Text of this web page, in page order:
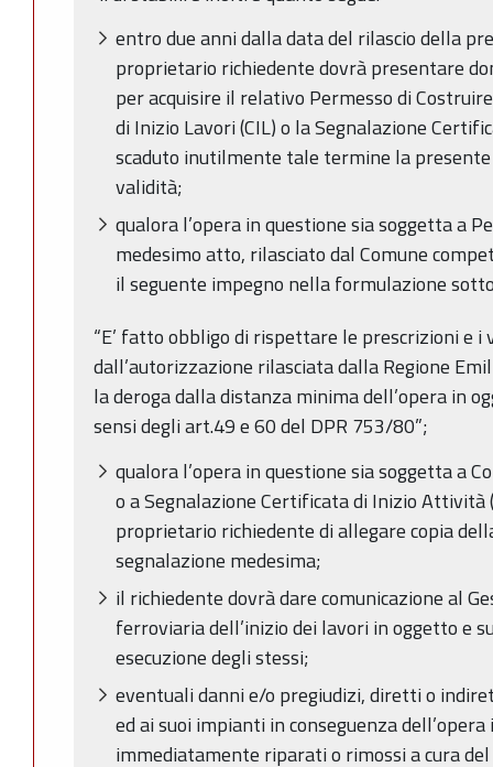
entro due anni dalla data del rilascio della
proprietario richiedente dovrà presentare
per acquisire il relativo Permesso di
di Inizio Lavori (CIL) o la Segnalazione
scaduto inutilmente tale termine la
validità;
qualora l’opera in questione sia soggetta a
medesimo atto, rilasciato dal Comune
il seguente impegno nella formulazione
“E’ fatto obbligo di rispettare le prescrizioni e i
dall’autorizzazione rilasciata dalla Regione
la deroga dalla distanza minima dell’opera in
sensi degli art.49 e 60 del DPR 753/80”;
qualora l’opera in questione sia soggetta a
o a Segnalazione Certificata di Inizio Attività
proprietario richiedente di allegare copia
segnalazione medesima;
il richiedente dovrà dare comunicazione al
ferroviaria dell’inizio dei lavori in oggetto e
esecuzione degli stessi;
eventuali danni e/o pregiudizi, diretti o
ed ai suoi impianti in conseguenza
immediatamente riparati o rimossi a cura